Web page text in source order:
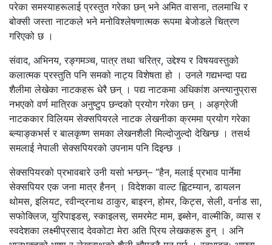
परेका समस्याहरूलाई प्रस्तुत गरेका छन् भने अमित वासना, तलमाथि र
बोक्सी जस्ता नाटकले भने मनोविश्लेषणात्मक रूपमा बेजोडले चित्रण
गरिएको छ ।
संवाद, अभिनय, रङ्गमञ्च, पात्र तथा चरित्र, उद्देश्य र विषयवस्तुको
कलात्मक प्रस्तुति पनि समको नाट्य विशेषता हो । उनले गद्यभन्दा पद्य
शैलीमा लेखेका नाटकहरू धेरै छन् । पद्य नाटकमा अधिकांश अन्त्यानुप्रास
नभएको वर्ण मात्रिक अनुष्टुप छन्दको प्रयोग गरेका छन् । अङ्ग्रेजी
नाटककार विलियम सेक्सपियरले नाटक लेखनीका क्रममा प्रयोग गरेका
ब्ल्याङ्कभर्स र बालकृष्ण समका लेखनशैली मिल्दोजुल्दो देखिन्छ । तसर्थ
समलाई नेपाली सेक्सपियरको उपनाम पनि दिइन्छ ।
सेक्सपियरको प्रभावबारे उनी यसो भन्छन्– “हैन, मलाई प्रभाव पार्नेमा
सेक्सपियर एक जना मात्र हैनन् । विदेशका वाल्ट ह्विटम्यान, डायलन
थोमस, इलियट, रवीन्द्रनाथ ठाकुर, बाइरन, होमर, किट्स, सेली, वर्नाड सा,
सफोक्लिज, युरिपाइडस्, स्काइलस्, समरमेट माम, इब्सेन, वाल्मीकि, व्यास र
स्वदेशका लक्ष्मीप्रसाद देवकोटा मेरा अति प्रिय लेखकहरू हुन् । अनि